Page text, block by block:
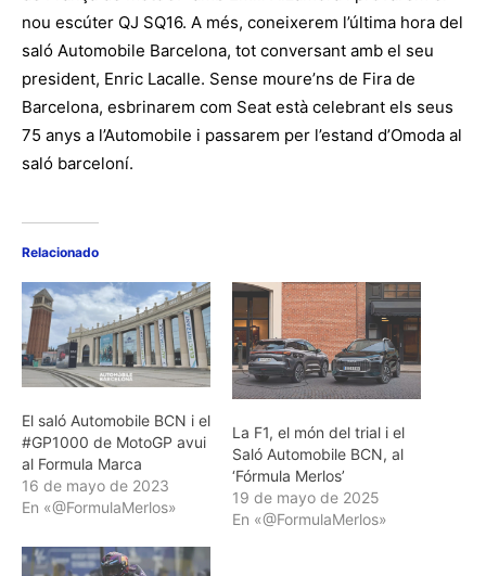
nou escúter QJ SQ16. A més, coneixerem l’última hora del
saló Automobile Barcelona, tot conversant amb el seu
president, Enric Lacalle. Sense moure’ns de Fira de
Barcelona, esbrinarem com Seat està celebrant els seus
75 anys a l’Automobile i passarem per l’estand d’Omoda al
saló barceloní.
Relacionado
El saló Automobile BCN i el
#GP1000 de MotoGP avui
al Formula Marca
16 de mayo de 2023
En «@FormulaMerlos»
La F1, el món del trial i el
Saló Automobile BCN, al
‘Fórmula Merlos’
19 de mayo de 2025
En «@FormulaMerlos»